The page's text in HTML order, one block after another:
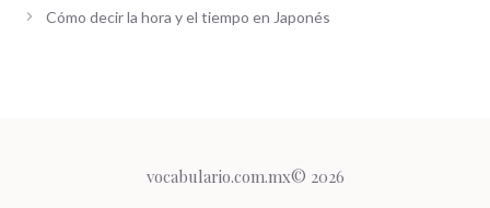
Cómo decir la hora y el tiempo en Japonés
vocabulario.com.mx© 2026